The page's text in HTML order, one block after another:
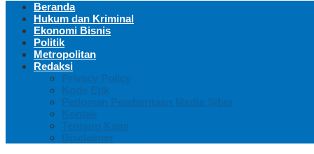
Beranda
Hukum dan Kriminal
Ekonomi Bisnis
Politik
Metropolitan
Redaksi
Privacy Policy
Kode Etik
Pedoman Pemberitaan Media Siber
Kontak
Tentang Kami
Disclaimer